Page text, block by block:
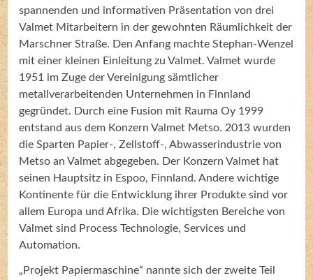
spannenden und informativen Präsentation von drei
Valmet Mitarbeitern in der gewohnten Räumlichkeit der
Marschner Straße. Den Anfang machte Stephan-Wenzel
mit einer kleinen Einleitung zu Valmet. Valmet wurde
1951 im Zuge der Vereinigung sämtlicher
metallverarbeitenden Unternehmen in Finnland
gegründet. Durch eine Fusion mit Rauma Oy 1999
entstand aus dem Konzern Valmet Metso. 2013 wurden
die Sparten Papier-, Zellstoff-, Abwasserindustrie von
Metso an Valmet abgegeben. Der Konzern Valmet hat
seinen Hauptsitz in Espoo, Finnland. Andere wichtige
Kontinente für die Entwicklung ihrer Produkte sind vor
allem Europa und Afrika. Die wichtigsten Bereiche von
Valmet sind Process Technologie, Services und
Automation.
„Projekt Papiermaschine“ nannte sich der zweite Teil